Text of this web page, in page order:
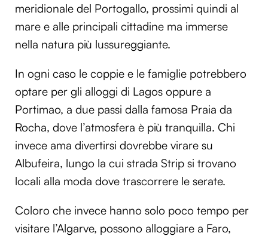
meridionale del Portogallo, prossimi quindi al
mare e alle principali cittadine ma immerse
nella natura più lussureggiante.
In ogni caso le coppie e le famiglie potrebbero
optare per gli alloggi di Lagos oppure a
Portimao, a due passi dalla famosa Praia da
Rocha, dove l’atmosfera è più tranquilla. Chi
invece ama divertirsi dovrebbe virare su
Albufeira, lungo la cui strada Strip si trovano
locali alla moda dove trascorrere le serate.
Coloro che invece hanno solo poco tempo per
visitare l’Algarve, possono alloggiare a Faro,